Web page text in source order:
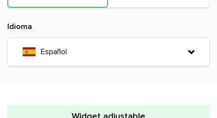
Idioma
Español